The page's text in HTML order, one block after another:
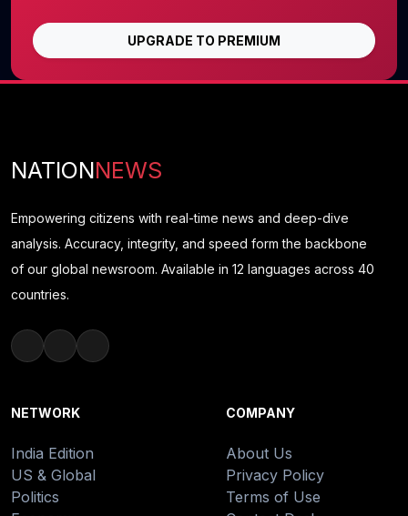
UPGRADE TO PREMIUM
NATIONNEWS
Empowering citizens with real-time news and deep-dive
analysis. Accuracy, integrity, and speed form the backbone
of our global newsroom. Available in 12 languages across 40
countries.
NETWORK
India Edition
US & Global
Politics
COMPANY
About Us
Privacy Policy
Terms of Use